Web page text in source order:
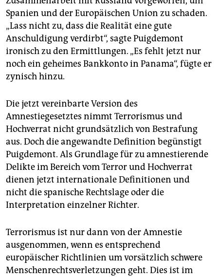
Spanien und der Europäischen Union zu schaden.
„Lass nicht zu, dass die Realität eine gute
Anschuldigung verdirbt“, sagte Puigdemont
ironisch zu den Ermittlungen. „Es fehlt jetzt nur
noch ein geheimes Bankkonto in Panama“, fügte er
zynisch hinzu.
Die jetzt vereinbarte Version des
Amnestiegesetztes nimmt Terrorismus und
Hochverrat nicht grundsätzlich von Bestrafung
aus. Doch die angewandte Definition begünstigt
Puigdemont. Als Grundlage für zu amnestierende
Delikte im Bereich vom Terror und Hochverrat
dienen jetzt internationale Definitionen und
nicht die spanische Rechtslage oder die
Interpretation einzelner Richter.
Terrorismus ist nur dann von der Amnestie
ausgenommen, wenn es entsprechend
europäischer Richtlinien um vorsätzlich schwere
Menschenrechtsverletzungen geht. Dies ist im